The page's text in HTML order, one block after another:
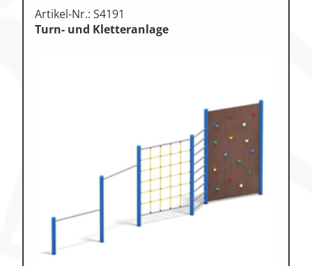
Artikel-Nr.: S4191
Turn- und Kletteranlage